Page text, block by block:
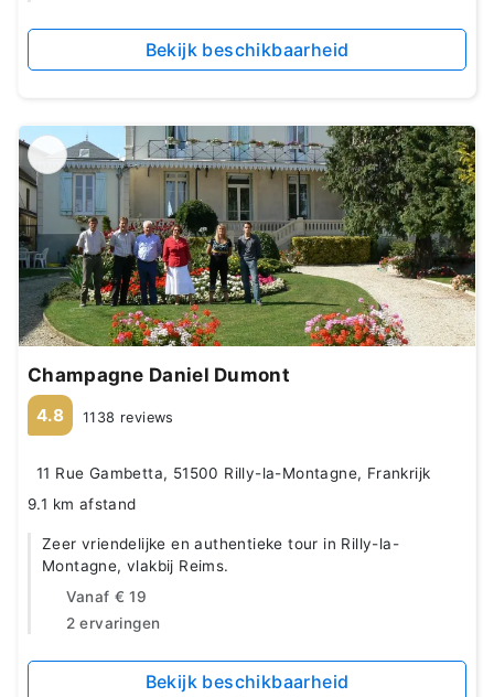
Bekijk beschikbaarheid
Champagne Daniel Dumont
4.8 1138 reviews
11 Rue Gambetta, 51500 Rilly-la-Montagne, Frankrijk
9.1 km afstand
Zeer vriendelijke en authentieke tour in Rilly-la-
Montagne, vlakbij Reims.
Vanaf € 19
2 ervaringen
Bekijk beschikbaarheid